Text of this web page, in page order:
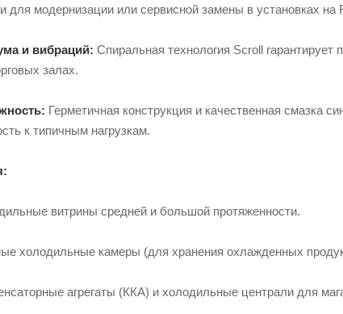
для модернизации или сервисной замены в установках на
и вибраций: Спиральная технология Scroll
залах.
Герметичная конструкция и качественная смазка
к типичным нагрузкам.
витрины средней и большой протяженности.
холодильные камеры (для хранения охлажденных
агрегаты (ККА) и холодильные централи для